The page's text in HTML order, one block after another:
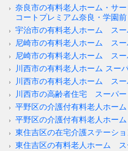
奈良市の有料老人ホーム・サ
コートプレミアム奈良・学園前
宇治市の有料老人ホーム スー
尼崎市の有料老人ホーム ス
尼崎市の有料老人ホーム ス
川西市の有料老人ホーム スー
川西市の有料老人ホーム ス
川西市の高齢者住宅 スーパー
平野区の介護付有料老人ホー
平野区の介護付有料老人ホー
東住吉区の在宅介護ステーシ
東住吉区の有料老人ホーム ス